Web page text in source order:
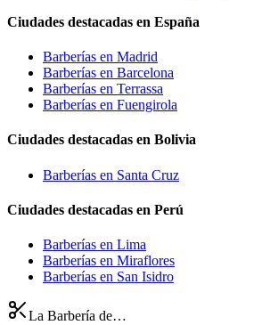
Ciudades destacadas en España
Barberías en Madrid
Barberías en Barcelona
Barberías en Terrassa
Barberías en Fuengirola
Ciudades destacadas en Bolivia
Barberías en Santa Cruz
Ciudades destacadas en Perú
Barberías en Lima
Barberías en Miraflores
Barberías en San Isidro
La Barbería de…